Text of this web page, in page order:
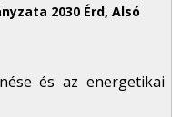
és az energetikai